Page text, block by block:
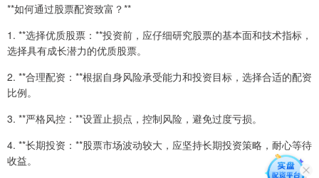
**如何通过股票配资致富？**
1. **选择优质股票：**投资前，应仔细研究股票的基本面和技术指标，
选择具有成长潜力的优质股票。
2. **合理配资：**根据自身风险承受能力和投资目标，选择合适的配资
比例。
3. **严格风控：**设置止损点，控制风险，避免过度亏损。
4. **长期投资：**股票市场波动较大，应坚持长期投资策略，耐心等待
收益。